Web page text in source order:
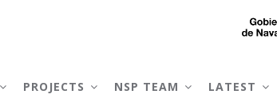
PROJECTS NSP TEAM LATEST